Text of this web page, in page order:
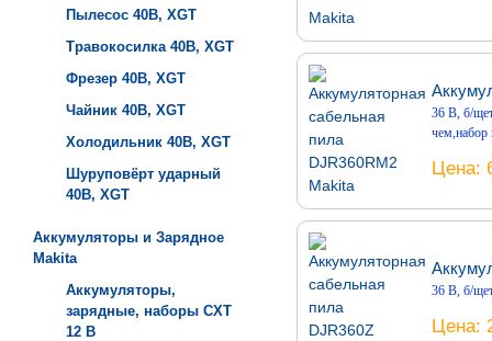
Пылесос 40B, XGT
Травокосилка 40B, XGT
Фрезер 40B, XGT
Чайник 40B, XGT
Холодильник 40B, XGT
Шуруповёрт ударный
40B, XGT
Аккумуляторы и Зарядное
Makita
Аккумуляторы,
зарядные, наборы СXT
12 В
36 В, б/
чем,набор
36 В, б/